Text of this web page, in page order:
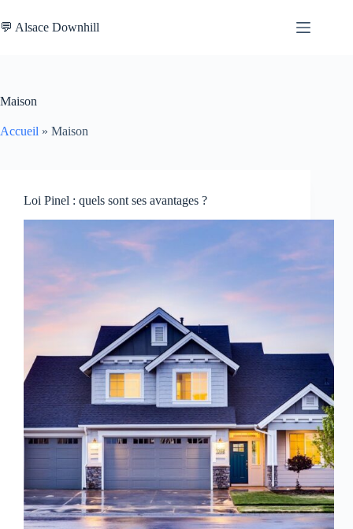
au
contenu
💬 Alsace Downhill
Maison
Accueil » Maison
Loi Pinel : quels sont ses avantages ?